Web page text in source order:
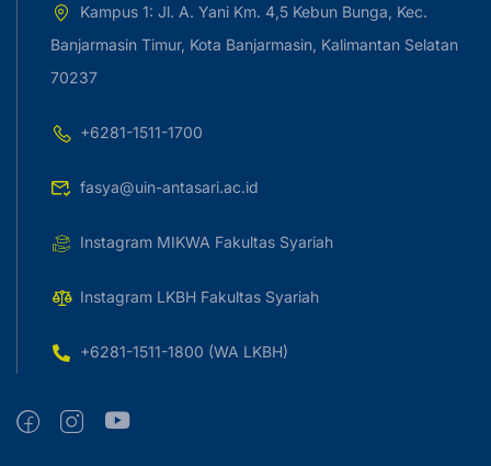
Kampus 1: Jl. A. Yani Km. 4,5 Kebun Bunga, Kec.
Banjarmasin Timur, Kota Banjarmasin, Kalimantan Selatan
70237
+6281-1511-1700
fasya@uin-antasari.ac.id
Instagram MIKWA Fakultas Syariah
Instagram LKBH Fakultas Syariah
+6281-1511-1800 (WA LKBH)